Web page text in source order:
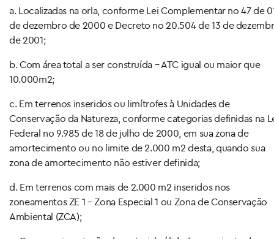
a. Localizadas na orla, conforme Lei Complementar no 47 de
de dezembro de 2000 e Decreto no 20.504 de 13 de
de 2001;
b. Com área total a ser construída – ATC igual ou maior que
10.000m2;
c. Em terrenos inseridos ou limítrofes à Unidades de
Conservação da Natureza, conforme categorias definidas na
Federal no 9.985 de 18 de julho de 2000, em sua zona de
amortecimento ou no limite de 2.000 m2 desta, quando sua
zona de amortecimento não estiver definida;
d. Em terrenos com mais de 2.000 m2 inseridos nos
zoneamentos ZE 1 – Zona Especial 1 ou Zona de Conservação
Ambiental (ZCA);